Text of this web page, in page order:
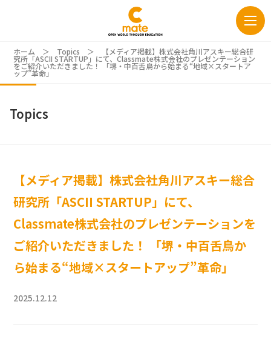
ホーム ＞ Topics ＞ 【メディア掲載】株式会社角川アスキー総合研
究所「ASCII STARTUP」にて、Classmate株式会社のプレゼンテーション
をご紹介いただきました！ 「堺・中百舌鳥から始まる“地域×スタートア
ップ”革命」
Topics
【メディア掲載】株式会社角川アスキー総合
研究所「ASCII STARTUP」にて、
Classmate株式会社のプレゼンテーションを
ご紹介いただきました！ 「堺・中百舌鳥か
ら始まる“地域×スタートアップ”革命」
2025.12.12